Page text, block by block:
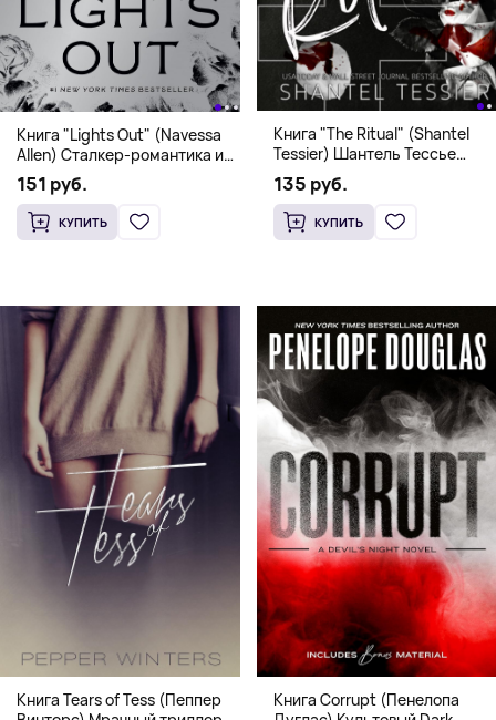
Книга "Lights Out" (Navessa
Allen) Сталкер-романтика и
человек в маске (18+)
151 руб.
КУПИТЬ
Книга "The Ritual" (Shantel
Tessier) Шантель Тессье
Экстремальный дарк-
романс бестселлер (18+)
135 руб.
КУПИТЬ
Книга Tears of Tess (Пеппер
Книга Corrupt (Пенелопа